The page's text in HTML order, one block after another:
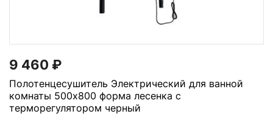
9 460 ₽
Полотенцесушитель Электрический для ванной
комнаты 500х800 форма лесенка с
терморегулятором черный